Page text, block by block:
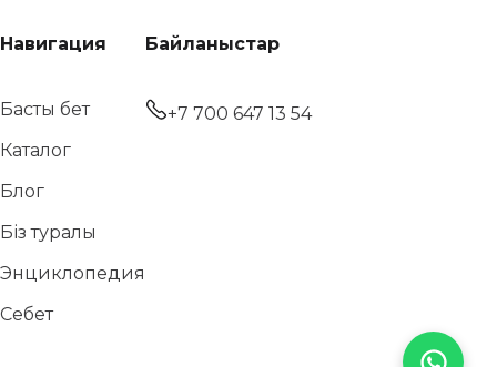
Навигация
Басты бет
Каталог
Блог
Біз туралы
Энциклопедия
Себет
Байланыстар
+7 700 647 13 54